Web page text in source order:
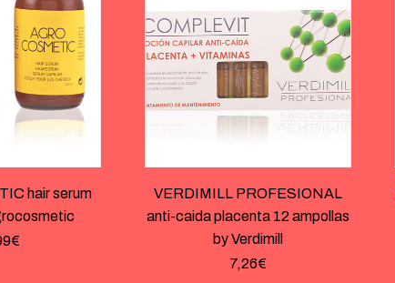
hair serum
€
VERDIMILL PROFESIONAL
anti-caida placenta 12 ampollas
by Verdimill
7,26€